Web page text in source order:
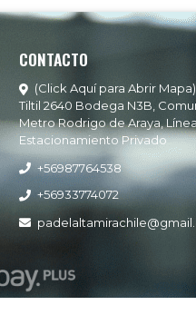
CONTACTO
(Click Aquí para Abrir
Tiltil 2640 Bodega N3B,
Metro Rodrigo de Araya,
Estacionamiento Privado
+56987764538
+56933774072